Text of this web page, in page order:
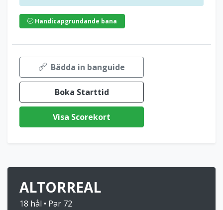
Handicapgrundande bana
Bädda in banguide
Boka Starttid
Visa Scorekort
ALTORREAL
18 hål • Par 72